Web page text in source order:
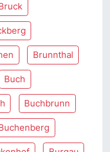
Brunnthal
Buch
Buchbrunn